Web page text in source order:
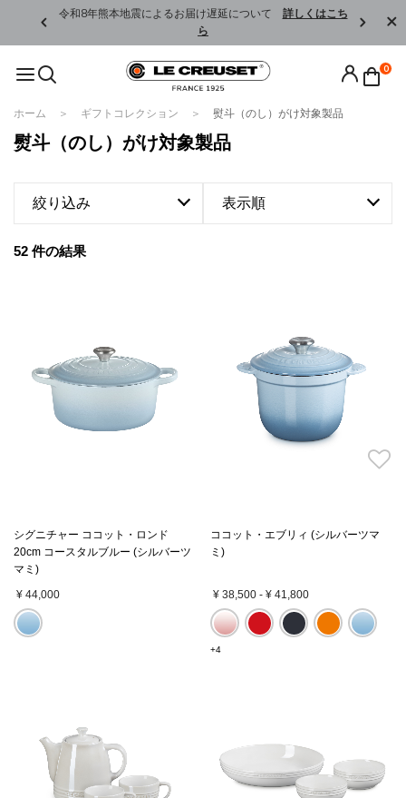
令和8年熊本地震によるお届け遅延について 詳しくはこち
ら
0
ホーム ギフトコレクション 熨斗（のし）がけ対象製品
熨斗（のし）がけ対象製品
絞り込み 表示順
52 件の結果
シグニチャー ココット・ロンド
20cm コースタルブルー (シルバーツ
マミ)
¥ 44,000
ココット・エブリィ (シルバーツマ
ミ)
¥ 38,500-¥ 41,800
+4